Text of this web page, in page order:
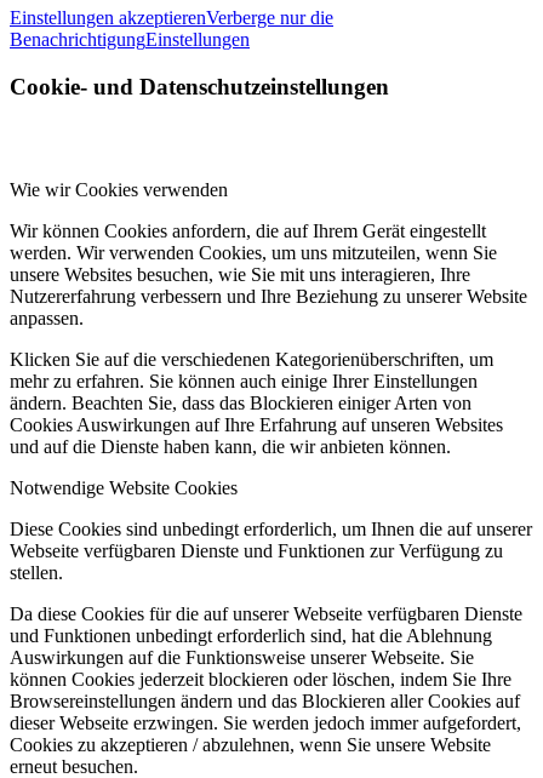
Einstellungen akzeptierenVerberge nur die
BenachrichtigungEinstellungen
Cookie- und Datenschutzeinstellungen
Wie wir Cookies verwenden
Wir können Cookies anfordern, die auf Ihrem Gerät eingestellt
werden. Wir verwenden Cookies, um uns mitzuteilen, wenn Sie
unsere Websites besuchen, wie Sie mit uns interagieren, Ihre
Nutzererfahrung verbessern und Ihre Beziehung zu unserer Website
anpassen.
Klicken Sie auf die verschiedenen Kategorienüberschriften, um
mehr zu erfahren. Sie können auch einige Ihrer Einstellungen
ändern. Beachten Sie, dass das Blockieren einiger Arten von
Cookies Auswirkungen auf Ihre Erfahrung auf unseren Websites
und auf die Dienste haben kann, die wir anbieten können.
Notwendige Website Cookies
Diese Cookies sind unbedingt erforderlich, um Ihnen die auf unserer
Webseite verfügbaren Dienste und Funktionen zur Verfügung zu
stellen.
Da diese Cookies für die auf unserer Webseite verfügbaren Dienste
und Funktionen unbedingt erforderlich sind, hat die Ablehnung
Auswirkungen auf die Funktionsweise unserer Webseite. Sie
können Cookies jederzeit blockieren oder löschen, indem Sie Ihre
Browsereinstellungen ändern und das Blockieren aller Cookies auf
dieser Webseite erzwingen. Sie werden jedoch immer aufgefordert,
Cookies zu akzeptieren / abzulehnen, wenn Sie unsere Website
erneut besuchen.